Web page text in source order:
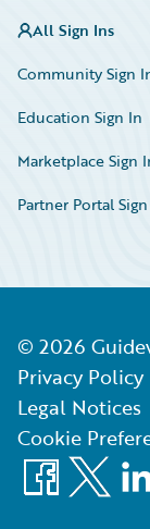
All Sign Ins
Community Sign
Education Sign In
Marketplace Sign
Partner Portal
© 2026
Privacy Policy
Legal Notices
Cookie
Facebook
X